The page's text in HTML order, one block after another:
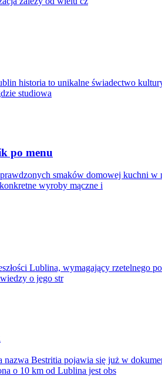
historia to unikalne świadectwo
studiowa
po menu
smaków domowej kuchni w
wyroby mączne i
Lublina, wymagający rzetelnego
o jego str
Bestritia pojawia się już w
o 10 km od Lublina jest obs